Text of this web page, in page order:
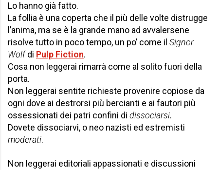
Lo hanno già fatto.
La follia è una coperta che il più delle volte distrugge
l’anima, ma se è la grande mano ad avvalersene
risolve tutto in poco tempo, un po’ come il Signor
Wolfdi Pulp Fiction.
Cosa non leggerai rimarrà come al solito fuori della
porta.
Non leggerai sentite richieste provenire copiose da
ogni dove ai destrorsi più bercianti e ai fautori più
ossessionati dei patri confini di dissociarsi.
Dovete dissociarvi, o neo nazisti ed estremisti
moderati.
Non leggerai editoriali appassionati e discussioni